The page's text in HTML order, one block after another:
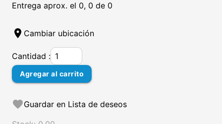
Entrega aprox. el 0, 0 de 0
location_on Cambiar ubicación
Cantidad :
Agregar al carrito
favoriteGuardar en Lista de deseos